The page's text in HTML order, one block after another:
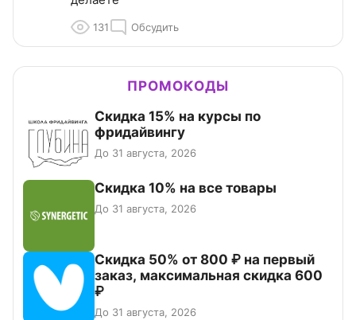
131 Обсудить
ПРОМОКОДЫ
Скидка 15% на курсы по
фридайвингу
До 31 августа, 2026
Скидка 10% на все товары
До 31 августа, 2026
Скидка 50% от 800 ₽ на первый
заказ, максимальная скидка 600
₽
До 31 августа, 2026